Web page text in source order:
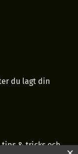
du lagt din
& tricks och